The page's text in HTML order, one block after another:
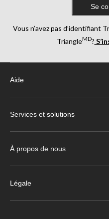
Se
Vous n’avez pas d’identifiant
TriangleMD?
Aide
Services et solutions
À propos de nous
Légale